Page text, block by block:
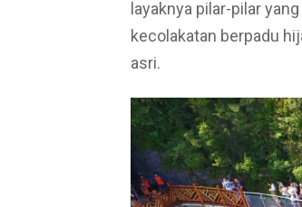
layaknya pilar-pilar
kecolakatan berpadu
asri.